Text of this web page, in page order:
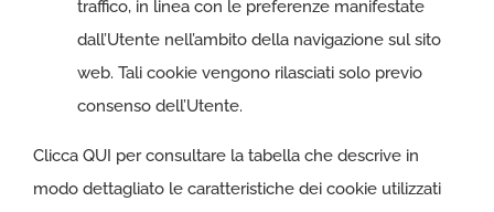
traffico, in linea con le preferenze manifestate
dall’Utente nell’ambito della navigazione sul sito
web. Tali cookie vengono rilasciati solo previo
consenso dell’Utente.
Clicca QUI per consultare la tabella che descrive in
modo dettagliato le caratteristiche dei cookie utilizzati